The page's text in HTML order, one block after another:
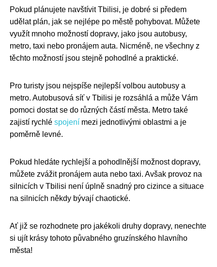
Pokud plánujete navštívit Tbilisi, je dobré si předem
udělat plán, jak se nejlépe po městě pohybovat. Můžete
využít mnoho možností dopravy, jako jsou autobusy,
metro, taxi nebo pronájem auta. Nicméně, ne všechny z
těchto možností jsou stejně pohodlné a praktické.
Pro turisty jsou nejspíše nejlepší volbou autobusy a
metro. Autobusová síť v Tbilisi je rozsáhlá a může Vám
pomoci dostat se do různých částí města. Metro také
zajistí rychlé spojení mezi jednotlivými oblastmi a je
poměrně levné.
Pokud hledáte rychlejší a pohodlnější možnost dopravy,
můžete zvážit pronájem auta nebo taxi. Avšak provoz na
silnicích v Tbilisi není úplně snadný pro cizince a situace
na silnicích někdy bývají chaotické.
Ať již se rozhodnete pro jakékoli druhy dopravy, nenechte
si ujít krásy tohoto půvabného gruzínského hlavního
města!